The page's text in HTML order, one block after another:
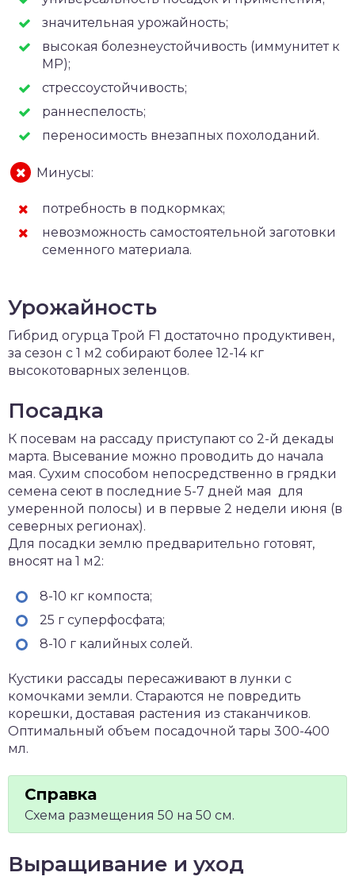
значительная урожайность;
высокая болезнеустойчивость (иммунитет к
МР);
стрессоустойчивость;
раннеспелость;
переносимость внезапных похолоданий.
Минусы:
потребность в подкормках;
невозможность самостоятельной заготовки
семенного материала.
Урожайность
Гибрид огурца Трой F1 достаточно продуктивен,
за сезон с 1 м2 собирают более 12-14 кг
высокотоварных зеленцов.
Посадка
К посевам на рассаду приступают со 2-й декады
марта. Высевание можно проводить до начала
мая. Сухим способом непосредственно в грядки
семена сеют в последние 5-7 дней мая для
умеренной полосы) и в первые 2 недели июня (в
северных регионах).
Для посадки землю предварительно готовят,
вносят на 1 м2:
8-10 кг компоста;
25 г суперфосфата;
8-10 г калийных солей.
Кустики рассады пересаживают в лунки с
комочками земли. Стараются не повредить
корешки, доставая растения из стаканчиков.
Оптимальный объем посадочной тары 300-400
мл.
Схема размещения 50 на 50 см.
Выращивание и уход